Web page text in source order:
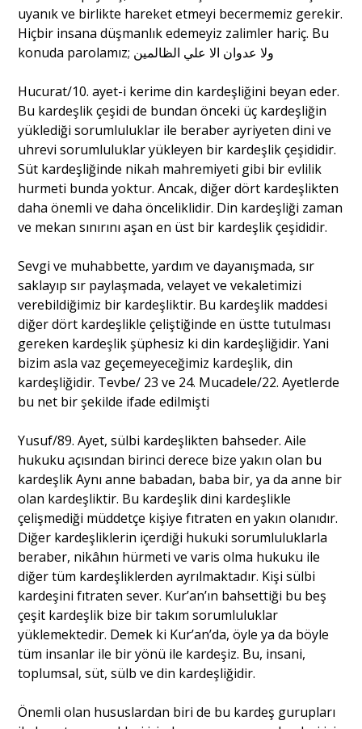
uyanık ve birlikte hareket etmeyi becermemiz gerekir.
Hiçbir insana düşmanlık edemeyiz zalimler hariç. Bu
konuda parolamız; ولا عدوان الا علي الظالمين
Hucurat/10. ayet-i kerime din kardeşliğini beyan eder.
Bu kardeşlik çeşidi de bundan önceki üç kardeşliğin
yüklediği sorumluluklar ile beraber ayriyeten dini ve
uhrevi sorumluluklar yükleyen bir kardeşlik çeşididir.
Süt kardeşliğinde nikah mahremiyeti gibi bir evlilik
hurmeti bunda yoktur. Ancak, diğer dört kardeşlikten
daha önemli ve daha önceliklidir. Din kardeşliği zaman
ve mekan sınırını aşan en üst bir kardeşlik çeşididir.
Sevgi ve muhabbette, yardım ve dayanışmada, sır
saklayıp sır paylaşmada, velayet ve vekaletimizi
verebildiğimiz bir kardeşliktir. Bu kardeşlik maddesi
diğer dört kardeşlikle çeliştiğinde en üstte tutulması
gereken kardeşlik şüphesiz ki din kardeşliğidir. Yani
bizim asla vaz geçemeyeceğimiz kardeşlik, din
kardeşliğidir. Tevbe/ 23 ve 24. Mucadele/22. Ayetlerde
bu net bir şekilde ifade edilmişti
Yusuf/89. Ayet, sülbi kardeşlikten bahseder. Aile
hukuku açısından birinci derece bize yakın olan bu
kardeşlik Aynı anne babadan, baba bir, ya da anne bir
olan kardeşliktir. Bu kardeşlik dini kardeşlikle
çelişmediği müddetçe kişiye fıtraten en yakın olanıdır.
Diğer kardeşliklerin içerdiği hukuki sorumluluklarla
beraber, nikâhın hürmeti ve varis olma hukuku ile
diğer tüm kardeşliklerden ayrılmaktadır. Kişi sülbi
kardeşini fıtraten sever. Kur’an’ın bahsettiği bu beş
çeşit kardeşlik bize bir takım sorumluluklar
yüklemektedir. Demek ki Kur’an’da, öyle ya da böyle
tüm insanlar ile bir yönü ile kardeşiz. Bu, insani,
toplumsal, süt, sülb ve din kardeşliğidir.
Önemli olan hususlardan biri de bu kardeş gurupları